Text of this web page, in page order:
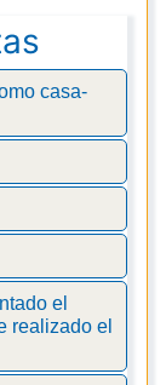
casa-
el
realizado el